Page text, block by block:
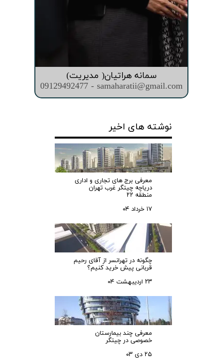
سمانه هراتیان( مدیریت)
09129492477 - samaharatii@gmail.com
نوشته های اخیر
معرفی برج های تجاری و اداری
دریاچه چیتگر غرب تهران
منطقه ۲۲
۱۷ خرداد ۰۴
چگونه در تهرانسر از آقای رحیم
قربانی پیش خرید کنیم؟
۲۳ اردیبهشت ۰۴
معرفی چند بیمارستان
خصوصی در چیتگر
۲۵ دی ۰۳